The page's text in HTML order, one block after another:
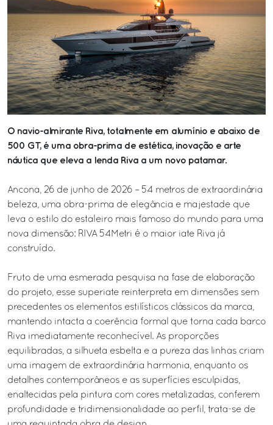
O navio-almirante Riva, totalmente em alumínio e abaixo de
500 GT, é uma obra-prima de estética, inovação e arte
náutica que eleva a lenda Riva a um novo patamar.
Ancona, 26 de junho de 2026 – 54 metros de extraordinária
beleza, uma obra-prima de elegância e majestade que
leva o estilo do estaleiro mais famoso do mundo para uma
nova dimensão: RIVA 54Metri é o maior iate Riva já
construído.
Fruto de uma esmerada pesquisa na fase de elaboração
do projeto, esse superiate reinterpreta em dimensões sem
precedentes os elementos estilísticos clássicos da marca,
mantendo intacta a coerência formal que torna cada barco
Riva imediatamente reconhecível. As proporções
equilibradas, a silhueta esbelta e a pureza das linhas criam
uma imagem de extraordinária harmonia, enquanto os
detalhes contemporâneos e as superfícies esculpidas,
enaltecidas pela pintura com cores metalizadas, conferem
profundidade e tridimensionalidade ao perfil, trata-se de